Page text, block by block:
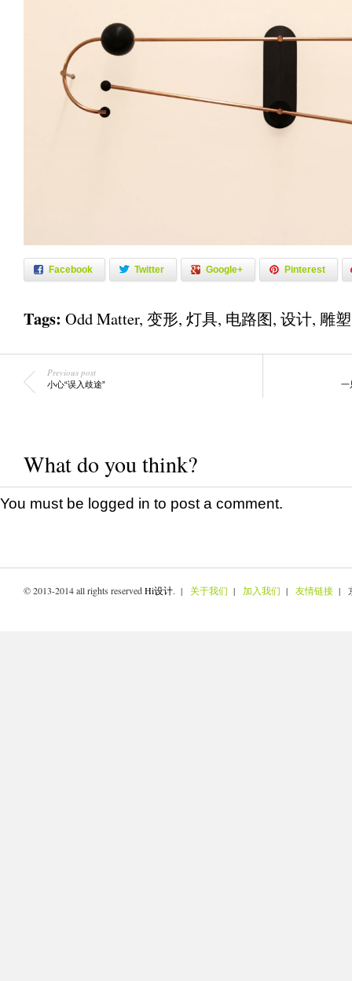
Facebook Twitter Google+ Pinterest
Tags: Odd Matter, 变形, 灯具, 电路图, 设计, 雕塑
Previous post
小心“误入歧途” 一
What do you think?
You must be logged in to post a comment.
© 2013-2014 all rights reservedHi设计. | 关于我们 | 加入我们 | 友情链接 |